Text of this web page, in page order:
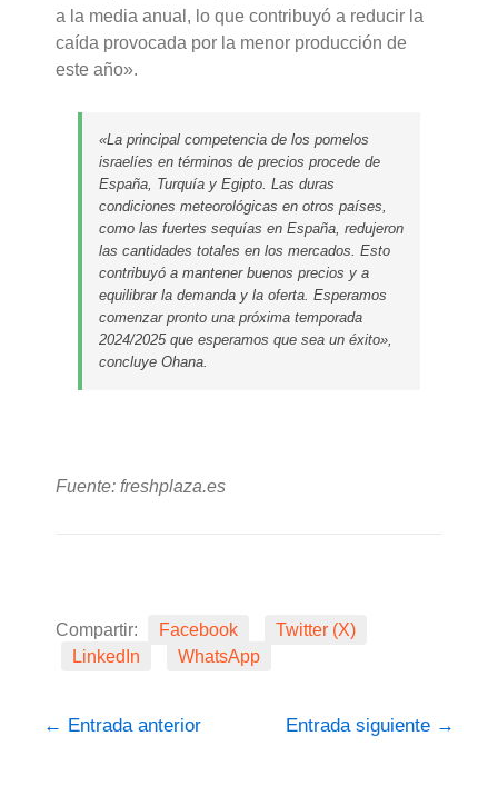
a la media anual, lo que contribuyó a reducir la
caída provocada por la menor producción de
este año».
«La principal competencia de los pomelos
israelíes en términos de precios procede de
España, Turquía y Egipto. Las duras
condiciones meteorológicas en otros países,
como las fuertes sequías en España, redujeron
las cantidades totales en los mercados. Esto
contribuyó a mantener buenos precios y a
equilibrar la demanda y la oferta. Esperamos
comenzar pronto una próxima temporada
2024/2025 que esperamos que sea un éxito»,
concluye Ohana.
Fuente: freshplaza.es
Compartir: Facebook
Twitter (X)
LinkedIn
WhatsApp
← Entrada anterior Entrada siguiente →